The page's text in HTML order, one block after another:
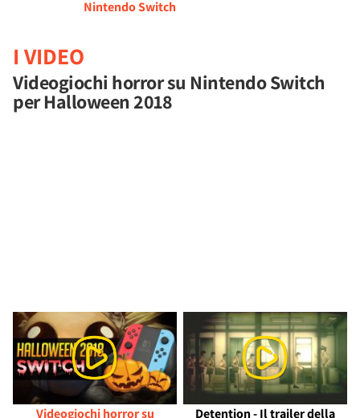
Nintendo Switch
I VIDEO
Videogiochi horror su Nintendo Switch
per Halloween 2018
Videogiochi horror su Detention - Il trailer della